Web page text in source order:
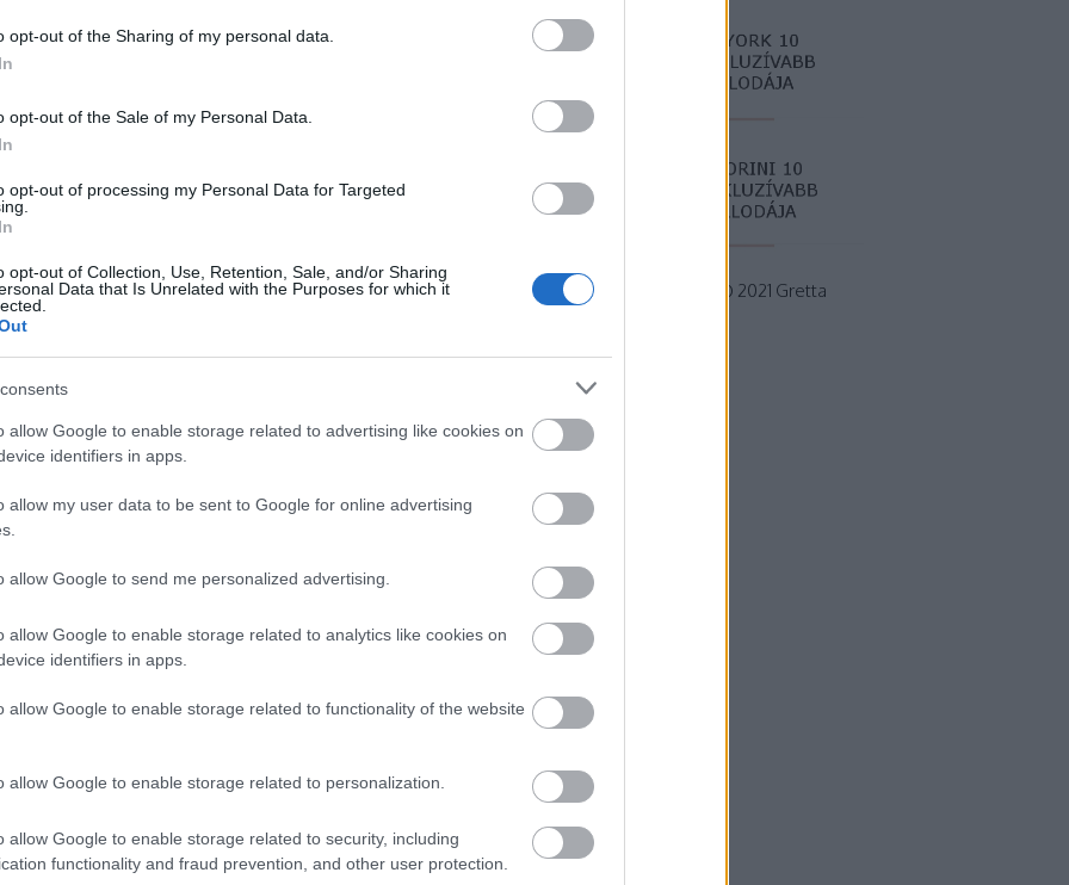
opt-out of the Sharing of my personal data.
opt-out of the Sale of my Personal Data.
opt-out of processing my Personal Data for Targeted
opt-out of Collection, Use, Retention, Sale, and/or Sharing
Data that Is Unrelated with the Purposes for which it
allow Google to enable storage related to advertising like cookies on
identifiers in apps.
allow my user data to be sent to Google for online advertising
allow Google to send me personalized advertising.
allow Google to enable storage related to analytics like cookies on
identifiers in apps.
allow Google to enable storage related to functionality of the website
allow Google to enable storage related to personalization.
allow Google to enable storage related to security, including
functionality and fraud prevention, and other user protection.
szállodája
a luxus városa tele van szebbnél szebb ötcsillagos
exkluzivitását aligha lehetne felülmúlni! Most
város 10 legelitebb hoteljét, ahová belépést csak
hírességek és a felső tízezer tagjai nyerhetnek.
TOVÁBB
komment
egyesült arab emírségek bvlgari luxushotel
grettahotels luxusszállás grettahotel
palazzo versace
beach hotel jumeriah al naseem
szobái - 2019
Minden jog fenntartva © 2021 Gretta